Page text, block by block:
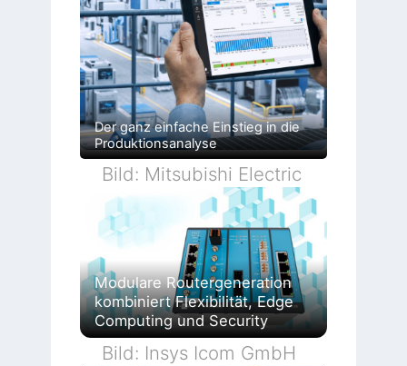
Der ganz einfache Einstieg in die
Produktionsanalyse
Bild: Mitsubishi Electric
Modulare Routergeneration
kombiniert Flexibilität, Edge
Computing und Security
Bild: Insys Icom GmbH